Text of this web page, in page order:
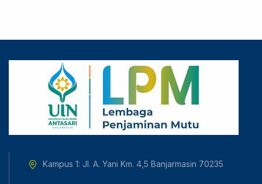
Kampus 1: Jl. A. Yani Km. 4,5 Banjarmasin 70235